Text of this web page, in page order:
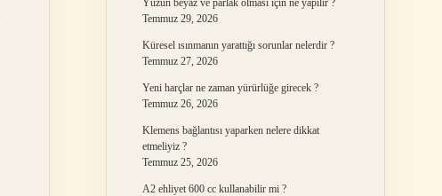
Yüzün beyaz ve parlak olması için ne yapılır ?
Temmuz 29, 2026
Küresel ısınmanın yarattığı sorunlar nelerdir ?
Temmuz 27, 2026
Yeni harçlar ne zaman yürürlüğe girecek ?
Temmuz 26, 2026
Klemens bağlantısı yaparken nelere dikkat
etmeliyiz ?
Temmuz 25, 2026
A2 ehliyet 600 cc kullanabilir mi ?